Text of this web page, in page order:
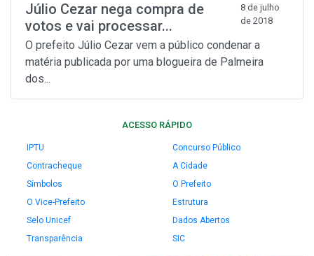
Júlio Cezar nega compra de
votos e vai processar...
8 de julho
de 2018
O prefeito Júlio Cezar vem a público condenar a
matéria publicada por uma blogueira de Palmeira
dos...
ACESSO RÁPIDO
IPTU
Concurso Público
Contracheque
A Cidade
Símbolos
O Prefeito
O Vice-Prefeito
Estrutura
Selo Unicef
Dados Abertos
Transparência
SIC